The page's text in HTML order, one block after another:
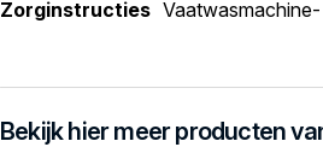
Zorginstructies
Bekijk hier meer producten